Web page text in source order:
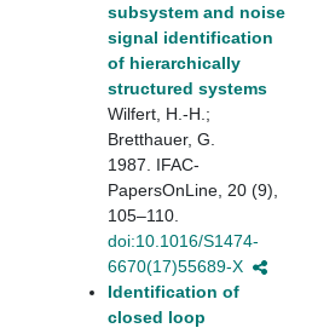
subsystem and noise
signal identification
of hierarchically
structured systems
Wilfert, H.-H.;
Bretthauer, G.
1987. IFAC-
PapersOnLine, 20 (9),
105–110.
doi:10.1016/S1474-
6670(17)55689-X
Identification of
closed loop